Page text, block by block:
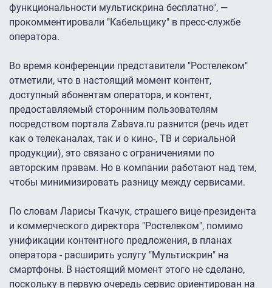
функциональности мультискрина бесплатно", —
прокомментировали "Кабельщику" в пресс-службе
оператора.
Во время конференции представители "Ростелеком"
отметили, что в настоящий момент контент,
доступный абонентам оператора, и контент,
предоставляемый сторонним пользователям
посредством портала Zabava.ru разнится (речь идет
как о телеканалах, так и о кино-, ТВ и сериальной
продукции), это связано с ограничениями по
авторским правам. Но в компании работают над тем,
чтобы минимизировать разницу между сервисами.
По словам Ларисы Ткачук, страшего вице-президента
и коммерческого директора "Ростелеком", помимо
унификации контентного предложения, в планах
оператора - расширить услугу "Мультискрин" на
смартфоны. В настоящий момент этого не сделано,
поскольку в первую очередь сервис ориентирован на